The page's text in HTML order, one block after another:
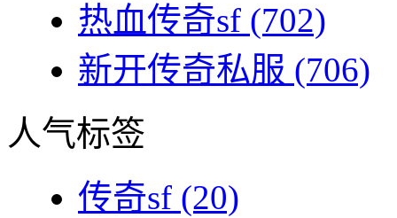
热血传奇sf (702)
新开传奇私服 (706)
人气标签
传奇sf (20)